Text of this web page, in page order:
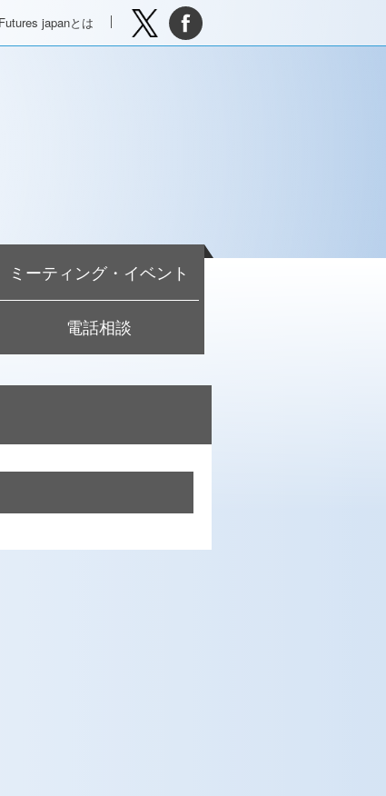
Futures japanとは
ミーティング・イベント
電話相談